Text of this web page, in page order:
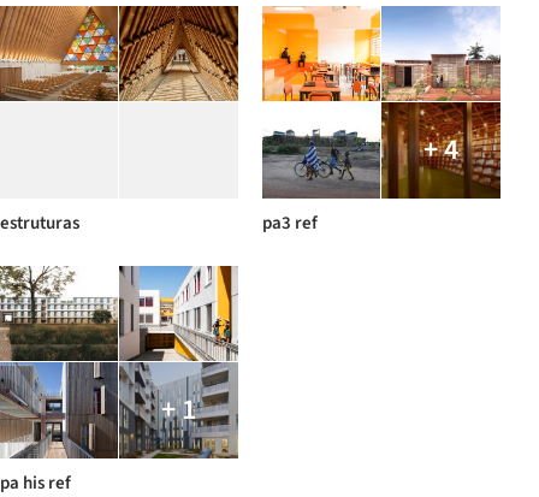
estruturas
+ 4
pa3 ref
+ 1
pa his ref